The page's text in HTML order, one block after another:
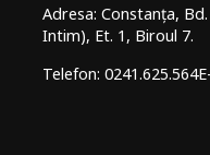
Adresa: Constanța,
Intim), Et. 1, Biroul 7.
Telefon: 0241.625.564